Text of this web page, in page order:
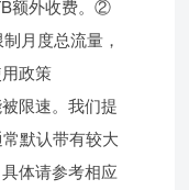
额外收费。②
月度总流量，
政策
限速。我们提
默认带有较大
体请参考相应